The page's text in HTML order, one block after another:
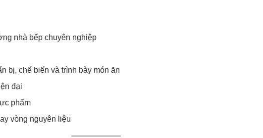
nhà bếp chuyên nghiệp
bị, chế biến và trình bày món ăn
đại
phẩm
vòng nguyên liệu